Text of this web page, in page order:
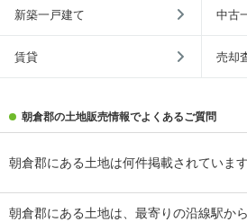
新築一戸建て 中古
賃貸 売却
朝倉郡の土地販売情報でよくあるご質問
朝倉郡にある土地は何件掲載されていま
朝倉郡にある土地は、最寄りの沿線駅か